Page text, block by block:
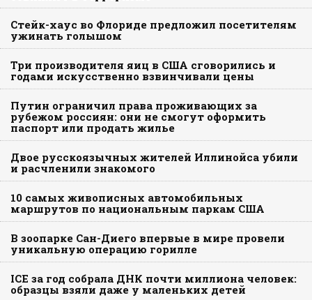
Стейк-хаус во Флориде предложил посетителям
ужинать голышом
Три производителя яиц в США сговорились и
годами искусственно взвинчивали цены
Путин ограничил права проживающих за
рубежом россиян: они не смогут оформить
паспорт или продать жилье
Двое русскоязычных жителей Иллинойса убили
и расчленили знакомого
10 самых живописных автомобильных
маршрутов по национальным паркам США
В зоопарке Сан-Диего впервые в мире провели
уникальную операцию горилле
ICE за год собрала ДНК почти миллиона человек:
образцы взяли даже у маленьких детей